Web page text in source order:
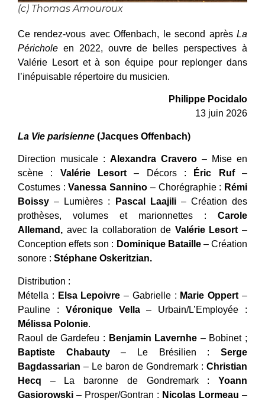
(c) Thomas Amouroux
Ce rendez-vous avec Offenbach, le second après La
Périchole en 2022, ouvre de belles perspectives à
Valérie Lesort et à son équipe pour replonger dans
l’inépuisable répertoire du musicien.
Philippe Pocidalo
13 juin 2026
La Vie parisienne (Jacques Offenbach)
Direction musicale : Alexandra Cravero – Mise en
scène : Valérie Lesort – Décors : Éric Ruf–
Costumes :Vanessa Sannino – Chorégraphie : Rémi
Boissy – Lumières : Pascal Laajili– Création des
prothèses, volumes et marionnettes : Carole
Allemand, avec la collaboration de Valérie Lesort –
Conception effets son : Dominique Bataille– Création
sonore : Stéphane Oskeritzian.
Distribution :
Métella : Elsa Lepoivre – Gabrielle : Marie Oppert –
Pauline : Véronique Vella– Urbain/L’Employée :
Mélissa Polonie.
Raoul de Gardefeu : Benjamin Lavernhe – Bobinet ;
Baptiste Chabauty– Le Brésilien :Serge
Bagdassarian – Le baron de Gondremark : Christian
Hecq – La baronne de Gondremark : Yoann
Gasiorowski – Prosper/Gontran : Nicolas Lormeau –